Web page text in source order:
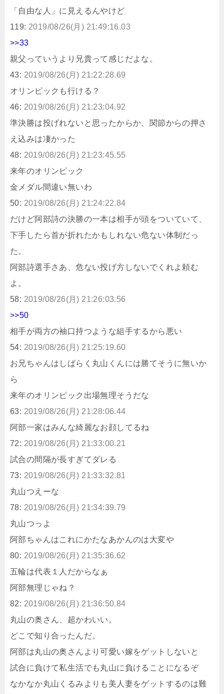
「自由な人」に見えるんやけど
119: 2019/08/26(月) 21:49:16.03
>>33
親父っていうより兄貴って感じだよな。
43: 2019/08/26(月) 21:22:28.69
オリンピックも行ける？
46: 2019/08/26(月) 21:23:04.92
準決勝は投げれないと思ったからか、関節からの押さ
え込みは凄かった
48: 2019/08/26(月) 21:23:45.55
来年のオリンピック
金メダル間違い無いわ
50: 2019/08/26(月) 21:24:22.84
だけど阿部詩の決勝の一本は相手が頭をついていて、
下手したら首が折れたかもしれない危ない体制だっ
た。
阿部詩選手さあ、危ない投げ方しないでくれよ頼む
よ。
58: 2019/08/26(月) 21:26:03.56
>>50
相手が両方の袖口持つような組手するから悪い
54: 2019/08/26(月) 21:25:19.60
お兄ちゃんはしばらく丸山くんには勝てそうに無いか
ら
来年のオリンピック出場無理そうだな
63: 2019/08/26(月) 21:28:06.44
阿部一家はみんな綺麗なお顔してるね
72: 2019/08/26(月) 21:33:00.21
試合の間隔が長すぎてダレる
73: 2019/08/26(月) 21:33:32.81
丸山つえーな
78: 2019/08/26(月) 21:34:39.79
丸山つっよ
阿部ちゃんはこれにかたなあかんのは大変や
80: 2019/08/26(月) 21:35:36.62
五輪は代表１人だからなぁ
阿部無理じゃね？
82: 2019/08/26(月) 21:36:50.84
丸山の奥さん、超かわいい。
どこで知り合ったんだ。
阿部は丸山の奥さんより可愛い嫁をゲットしないと
試合に負けて私生活でも丸山に負けることになるぞ
なかなか丸山くるみよりも美人妻をゲットするのは難